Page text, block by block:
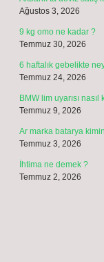
Ağustos 3, 2026
9 kg omo ne kadar ?
Temmuz 30, 2026
6 haftalık gebelikte
Temmuz 24, 2026
BMW lim uyarısı nasıl
Temmuz 9, 2026
Ar marka batarya
Temmuz 3, 2026
İhtima ne demek ?
Temmuz 2, 2026